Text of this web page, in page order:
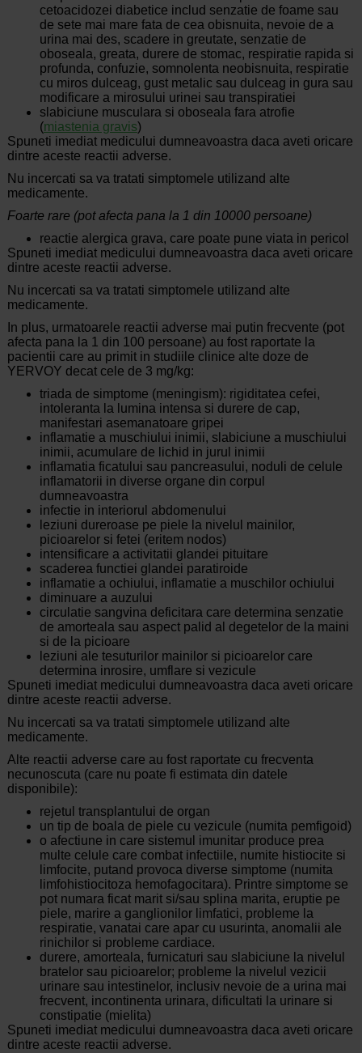
cetoacidozei diabetice includ senzatie de foame sau
de sete mai mare fata de cea obisnuita, nevoie de a
urina mai des, scadere in greutate, senzatie de
oboseala, greata, durere de stomac, respiratie rapida si
profunda, confuzie, somnolenta neobisnuita, respiratie
cu miros dulceag, gust metalic sau dulceag in gura sau
modificare a mirosului urinei sau transpiratiei
slabiciune musculara si oboseala fara atrofie
(miastenia gravis)
Spuneti imediat medicului dumneavoastra daca aveti oricare
dintre aceste reactii adverse.
Nu incercati sa va tratati simptomele utilizand alte
medicamente.
Foarte rare (pot afecta pana la 1 din 10000 persoane)
reactie alergica grava, care poate pune viata in pericol
Spuneti imediat medicului dumneavoastra daca aveti oricare
dintre aceste reactii adverse.
Nu incercati sa va tratati simptomele utilizand alte
medicamente.
In plus, urmatoarele reactii adverse mai putin frecvente (pot
afecta pana la 1 din 100 persoane) au fost raportate la
pacientii care au primit in studiile clinice alte doze de
YERVOY decat cele de 3 mg/kg:
triada de simptome (meningism): rigiditatea cefei,
intoleranta la lumina intensa si durere de cap,
manifestari asemanatoare gripei
inflamatie a muschiului inimii, slabiciune a muschiului
inimii, acumulare de lichid in jurul inimii
inflamatia ficatului sau pancreasului, noduli de celule
inflamatorii in diverse organe din corpul
dumneavoastra
infectie in interiorul abdomenului
leziuni dureroase pe piele la nivelul mainilor,
picioarelor si fetei (eritem nodos)
intensificare a activitatii glandei pituitare
scaderea functiei glandei paratiroide
inflamatie a ochiului, inflamatie a muschilor ochiului
diminuare a auzului
circulatie sangvina deficitara care determina senzatie
de amorteala sau aspect palid al degetelor de la maini
si de la picioare
leziuni ale tesuturilor mainilor si picioarelor care
determina inrosire, umflare si vezicule
Spuneti imediat medicului dumneavoastra daca aveti oricare
dintre aceste reactii adverse.
Nu incercati sa va tratati simptomele utilizand alte
medicamente.
Alte reactii adverse care au fost raportate cu frecventa
necunoscuta (care nu poate fi estimata din datele
disponibile):
rejetul transplantului de organ
un tip de boala de piele cu vezicule (numita pemfigoid)
o afectiune in care sistemul imunitar produce prea
multe celule care combat infectiile, numite histiocite si
limfocite, putand provoca diverse simptome (numita
limfohistiocitoza hemofagocitara). Printre simptome se
pot numara ficat marit si/sau splina marita, eruptie pe
piele, marire a ganglionilor limfatici, probleme la
respiratie, vanatai care apar cu usurinta, anomalii ale
rinichilor si probleme cardiace.
durere, amorteala, furnicaturi sau slabiciune la nivelul
bratelor sau picioarelor; probleme la nivelul vezicii
urinare sau intestinelor, inclusiv nevoie de a urina mai
frecvent, incontinenta urinara, dificultati la urinare si
constipatie (mielita)
Spuneti imediat medicului dumneavoastra daca aveti oricare
dintre aceste reactii adverse.